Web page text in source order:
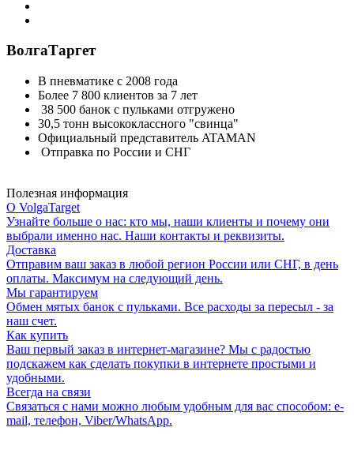
ВолгаТаргет
В пневматике с 2008 года
Более 7 800 клиентов за 7 лет
38 500 банок с пульками отгружено
30,5 тонн высококлассного "свинца"
Официальный представитель ATAMAN
Отправка по России и СНГ
Полезная информация
О VolgaTarget
Узнайте больше о нас: кто мы, наши клиенты и почему они
выбрали именно нас. Наши контакты и реквизиты.
Доставка
Отправим ваш заказ в любой регион России или СНГ, в день
оплаты. Максимум на следующий день.
Мы гарантируем
Обмен мятых банок с пульками. Все расходы за пересыл - за
наш счет.
Как купить
Ваш первый заказ в интернет-магазине? Мы с радостью
подскажем как сделать покупки в интернете простыми и
удобными.
Всегда на связи
Связаться с нами можно любым удобным для вас способом: e-
mail, телефон, Viber/WhatsApp.